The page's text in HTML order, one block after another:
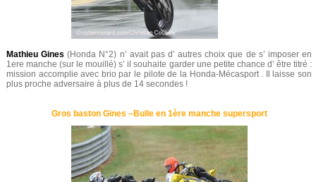
Mathieu Gines (Honda N°2) n’ avait pas d’ autres choix que de s’ imposer en
1ere manche (sur le mouillé) s’ il souhaite garder une petite chance d’ être titré :
mission accomplie avec brio par le pilote de la Honda-Mécasport . Il laisse son
plus proche adversaire à plus de 14 secondes !
Gros baston Gines –Bulle en 1ère manche supersport